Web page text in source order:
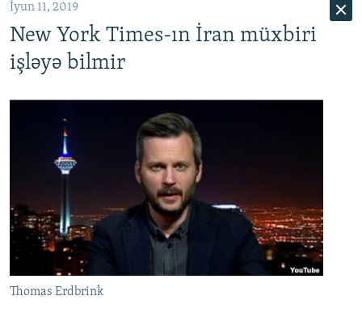
qayıt
Axtarışa
keç
#ƏSLINDƏ
QANUNI DOĞRU
ARAŞDIRMA
MULTIMEDIA
VIDEO
İNFOQRAFIKA
KARIKATURA
RADIO ARXIV
AZƏRBAYCAN ƏDƏBIYYATI KITABXANASI
İSLAM VƏ DEMOKRATIYA
MISSIYAMIZ
PEŞƏ ETIKASI VƏ JURNALISTIKA STANDARTLARIMIZ
BIZI IZLƏ
İyun 11, 2019
New York Times-ın İran müxbiri
işləyə bilmir
Thomas Erdbrink